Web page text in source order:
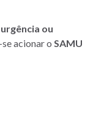
ou
acionar o SAMU